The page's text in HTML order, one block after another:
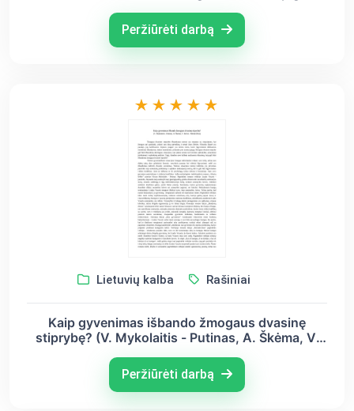
integruotos lietuvių kalbos, pilietiškumo pagrindų
pamokos 10 klasėje planas
Peržiūrėti darbą
Lietuvių kalba Rašiniai
Kaip gyvenimas išbando žmogaus dvasinę
stiprybę? (V. Mykolaitis - Putinas, A. Škėma, V.
Peržiūrėti darbą